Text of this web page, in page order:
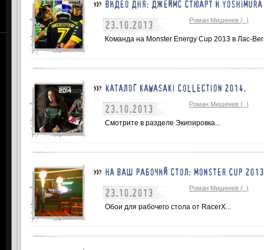
ВИДЕО ДНЯ: ДЖЕЙМС СТЮАРТ И YOSHIMURA
23.10.2013 Роман Мишенев (_)
Команда на Monster Energy Cup 2013 в Лас-
КАТАЛОГ KAWASAKI COLLECTION 2014.
23.10.2013 Роман Мишенев (_)
Смотрите в разделе Экипировка...
НА ВАШ РАБОЧИЙ СТОЛ: MONSTER CUP 2013
23.10.2013 Роман Мишенев (_)
Обои для рабочего стола от RacerX...